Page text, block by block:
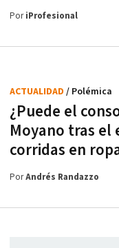
PoriProfesional
¿Puede el
Moyano tras el
corridas en
ACTUALIDAD / Polémica
PorAndrés Randazzo